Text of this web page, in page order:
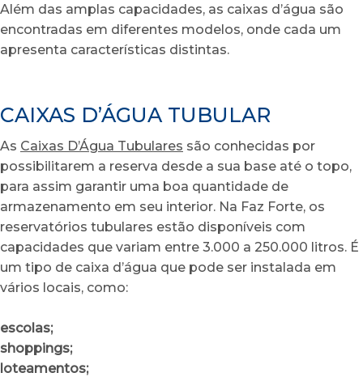
Além das amplas capacidades, as caixas d’água são
encontradas em diferentes modelos, onde cada um
apresenta características distintas.
CAIXAS D’ÁGUA TUBULAR
As Caixas D’Água Tubulares são conhecidas por
possibilitarem a reserva desde a sua base até o topo,
para assim garantir uma boa quantidade de
armazenamento em seu interior. Na Faz Forte, os
reservatórios tubulares estão disponíveis com
capacidades que variam entre 3.000 a 250.000 litros. É
um tipo de caixa d’água que pode ser instalada em
vários locais, como:
escolas;
shoppings;
loteamentos;